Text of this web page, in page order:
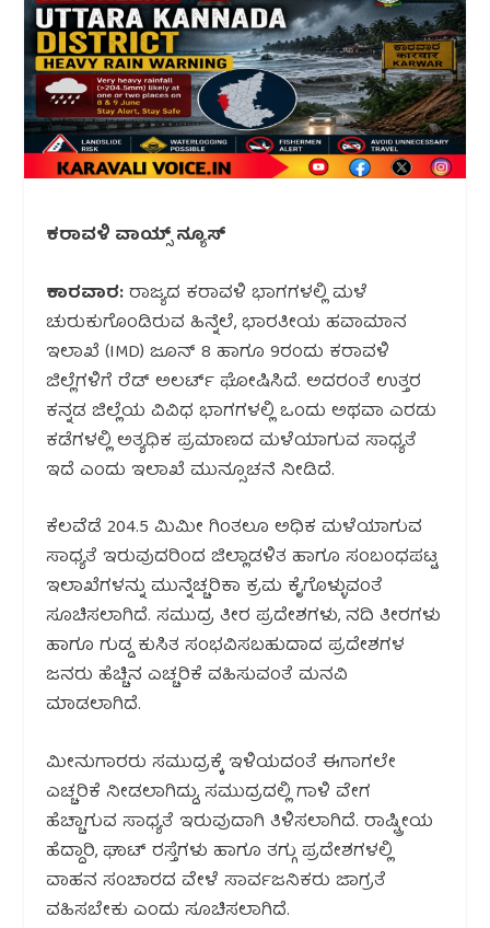
ಕರಾವಳಿ ವಾಯ್ಸ್ ನ್ಯೂಸ್
ಕಾರವಾರ:ರಾಜ್ಯದ ಕರಾವಳಿ ಭಾಗಗಳಲ್ಲಿ ಮಳೆ
ಚುರುಕುಗೊಂಡಿರುವ ಹಿನ್ನೆಲೆ, ಭಾರತೀಯ ಹವಾಮಾನ
ಇಲಾಖೆ (IMD) ಜೂನ್ 8 ಹಾಗೂ 9ರಂದು ಕರಾವಳಿ
ಜಿಲ್ಲೆಗಳಿಗೆ ರೆಡ್ ಅಲರ್ಟ್ ಘೋಷಿಸಿದೆ. ಅದರಂತೆ ಉತ್ತರ
ಕನ್ನಡ ಜಿಲ್ಲೆಯ ವಿವಿಧ ಭಾಗಗಳಲ್ಲಿ ಒಂದು ಅಥವಾ ಎರಡು
ಕಡೆಗಳಲ್ಲಿ ಅತ್ಯಧಿಕ ಪ್ರಮಾಣದ ಮಳೆಯಾಗುವ ಸಾಧ್ಯತೆ
ಇದೆ ಎಂದು ಇಲಾಖೆ ಮುನ್ಸೂಚನೆ ನೀಡಿದೆ.
ಕೆಲವೆಡೆ 204.5 ಮಿಮೀ ಗಿಂತಲೂ ಅಧಿಕ ಮಳೆಯಾಗುವ
ಸಾಧ್ಯತೆ ಇರುವುದರಿಂದ ಜಿಲ್ಲಾಡಳಿತ ಹಾಗೂ ಸಂಬಂಧಪಟ್ಟ
ಇಲಾಖೆಗಳನ್ನು ಮುನ್ನೆಚ್ಚರಿಕಾ ಕ್ರಮ ಕೈಗೊಳ್ಳುವಂತೆ
ಸೂಚಿಸಲಾಗಿದೆ. ಸಮುದ್ರ ತೀರ ಪ್ರದೇಶಗಳು, ನದಿ ತೀರಗಳು
ಹಾಗೂ ಗುಡ್ಡ ಕುಸಿತ ಸಂಭವಿಸಬಹುದಾದ ಪ್ರದೇಶಗಳ
ಜನರು ಹೆಚ್ಚಿನ ಎಚ್ಚರಿಕೆ ವಹಿಸುವಂತೆ ಮನವಿ
ಮಾಡಲಾಗಿದೆ.
ಮೀನುಗಾರರು ಸಮುದ್ರಕ್ಕೆ ಇಳಿಯದಂತೆ ಈಗಾಗಲೇ
ಎಚ್ಚರಿಕೆ ನೀಡಲಾಗಿದ್ದು, ಸಮುದ್ರದಲ್ಲಿ ಗಾಳಿ ವೇಗ
ಹೆಚ್ಚಾಗುವ ಸಾಧ್ಯತೆ ಇರುವುದಾಗಿ ತಿಳಿಸಲಾಗಿದೆ. ರಾಷ್ಟ್ರೀಯ
ಹೆದ್ದಾರಿ, ಘಾಟ್ ರಸ್ತೆಗಳು ಹಾಗೂ ತಗ್ಗು ಪ್ರದೇಶಗಳಲ್ಲಿ
ವಾಹನ ಸಂಚಾರದ ವೇಳೆ ಸಾರ್ವಜನಿಕರು ಜಾಗ್ರತೆ
ವಹಿಸಬೇಕು ಎಂದು ಸೂಚಿಸಲಾಗಿದೆ.